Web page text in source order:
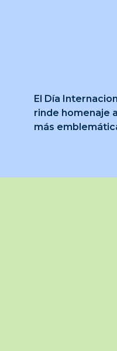
El Día
rinde homenaje
más